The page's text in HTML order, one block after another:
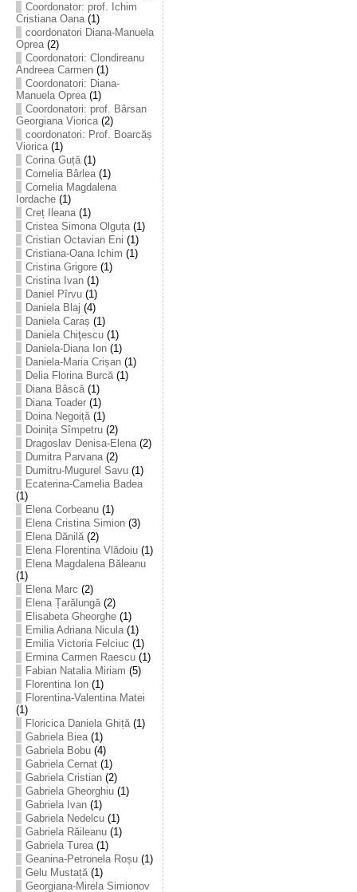
Coordonator: prof. Ichim
Cristiana Oana(1)
coordonatori Diana-Manuela
Oprea(2)
Coordonatori: Clondireanu
Andreea Carmen(1)
Coordonatori: Diana-
Manuela Oprea(1)
Coordonatori: prof. Bârsan
Georgiana Viorica(2)
coordonatori: Prof. Boarcăș
Viorica(1)
Corina Guță(1)
Cornelia Bârlea(1)
Cornelia Magdalena
Iordache(1)
Creț Ileana(1)
Cristea Simona Olguța(1)
Cristian Octavian Eni (1)
Cristiana-Oana Ichim (1)
Cristina Grigore(1)
Cristina Ivan(1)
Daniel Pîrvu(1)
Daniela Blaj (4)
Daniela Caraș (1)
Daniela Chiţescu(1)
Daniela-Diana Ion(1)
Daniela-Maria Crișan(1)
Delia Florina Burcă(1)
Diana Bâscă(1)
Diana Toader(1)
Doina Negoiță(1)
Doinița Sîmpetru(2)
Dragoslav Denisa-Elena(2)
Dumitra Parvana(2)
Dumitru-Mugurel Savu(1)
Ecaterina-Camelia Badea
(1)
Elena Corbeanu(1)
Elena Cristina Simion(3)
Elena Dănilă(2)
Elena Florentina Vlădoiu(1)
Elena Magdalena Băleanu
(1)
Elena Marc (2)
Elena Țarălungă(2)
Elisabeta Gheorghe(1)
Emilia Adriana Nicula(1)
Emilia Victoria Felciuc (1)
Ermina Carmen Raescu(1)
Fabian Natalia Miriam (5)
Florentina Ion(1)
Florentina-Valentina Matei
(1)
Floricica Daniela Ghiță(1)
Gabriela Biea(1)
Gabriela Bobu(4)
Gabriela Cernat(1)
Gabriela Cristian(2)
Gabriela Gheorghiu(1)
Gabriela Ivan(1)
Gabriela Nedelcu(1)
Gabriela Răileanu(1)
Gabriela Turea(1)
Geanina-Petronela Roșu(1)
Gelu Mustață(1)
Georgiana-Mirela Simionov